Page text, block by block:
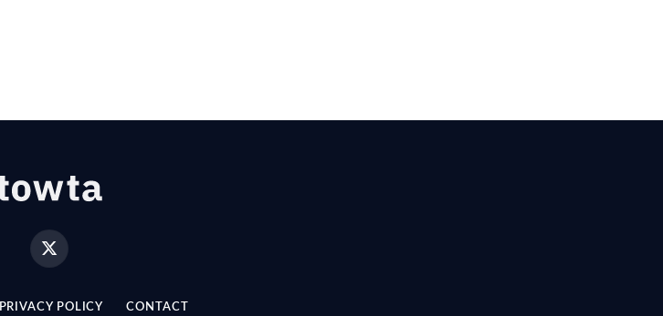
X
(Twitter)
PRIVACY POLICY CONTACT